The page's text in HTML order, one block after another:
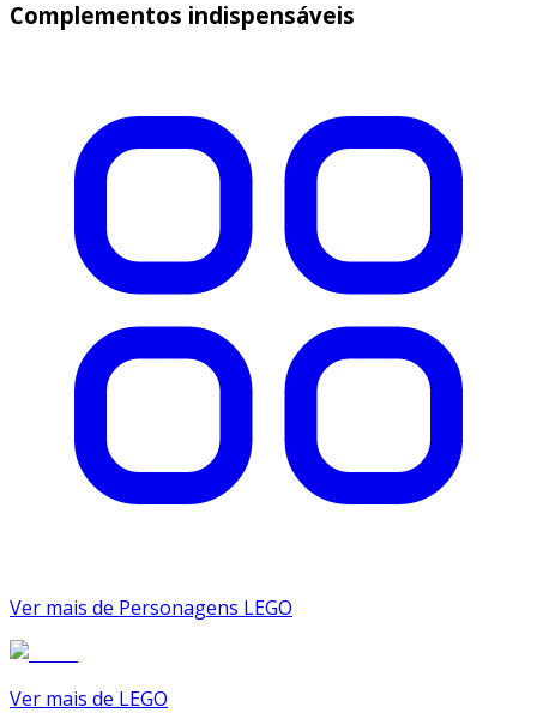
Complementos indispensáveis
Ver mais de Personagens LEGO
Ver mais de LEGO